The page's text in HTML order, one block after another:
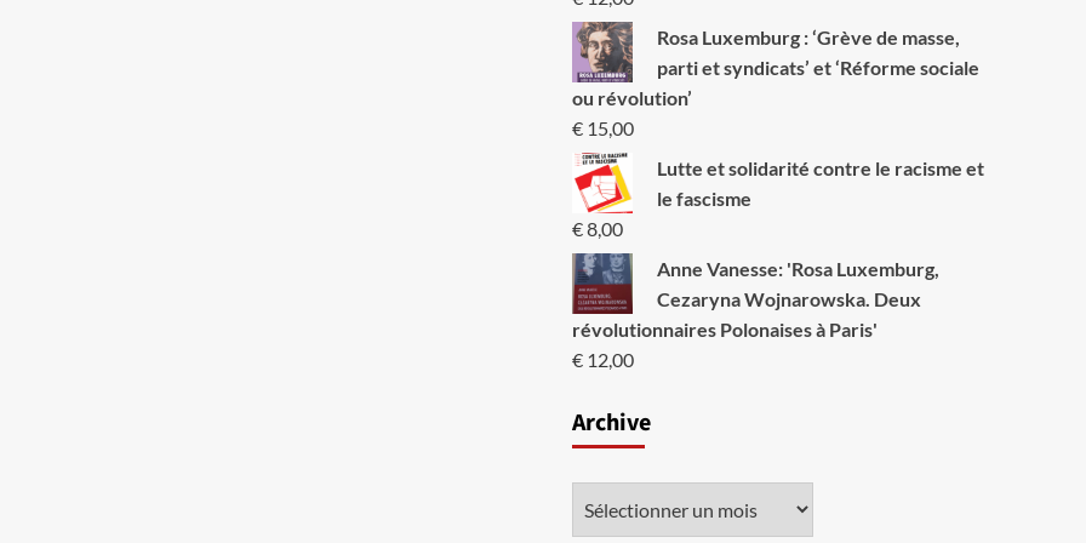
Rosa Luxemburg : ‘Grève de masse,
parti et syndicats’ et ‘Réforme sociale
ou révolution’
€15,00
Lutte et solidarité contre le racisme et
le fascisme
€8,00
Anne Vanesse: 'Rosa Luxemburg,
Cezaryna Wojnarowska. Deux
révolutionnaires Polonaises à Paris'
€12,00
Archive